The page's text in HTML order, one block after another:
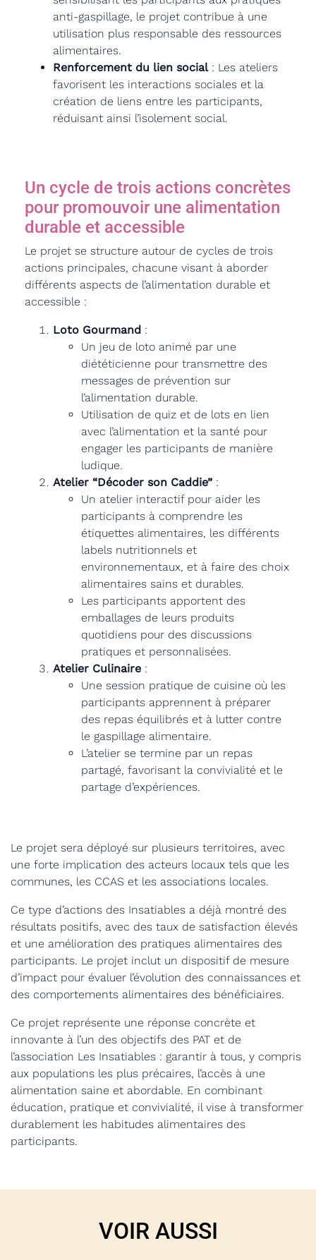
anti-gaspillage, le projet contribue à une
utilisation plus responsable des ressources
alimentaires.
Renforcement du lien social: Les ateliers
favorisent les interactions sociales et la
création de liens entre les participants,
réduisant ainsi l’isolement social.
Un cycle de trois actions concrètes
pour promouvoir une alimentation
durable et accessible
Le projet se structure autour de cycles de trois
actions principales, chacune visant à aborder
différents aspects de l’alimentation durable et
accessible :
Loto Gourmand :
Un jeu de loto animé par une
diététicienne pour transmettre des
messages de prévention sur
l’alimentation durable.
Utilisation de quiz et de lots en lien
avec l’alimentation et la santé pour
engager les participants de manière
ludique.
Atelier “Décoder son Caddie” :
Un atelier interactif pour aider les
participants à comprendre les
étiquettes alimentaires, les différents
labels nutritionnels et
environnementaux, et à faire des choix
alimentaires sains et durables.
Les participants apportent des
emballages de leurs produits
quotidiens pour des discussions
pratiques et personnalisées.
Atelier Culinaire :
Une session pratique de cuisine où les
participants apprennent à préparer
des repas équilibrés et à lutter contre
le gaspillage alimentaire.
L’atelier se termine par un repas
partagé, favorisant la convivialité et le
partage d’expériences.
Le projet sera déployé sur plusieurs territoires, avec
une forte implication des acteurs locaux tels que les
communes, les CCAS et les associations locales.
Ce type d’actions des Insatiables a déjà montré des
résultats positifs, avec des taux de satisfaction élevés
et une amélioration des pratiques alimentaires des
participants. Le projet inclut un dispositif de mesure
d’impact pour évaluer l’évolution des connaissances et
des comportements alimentaires des bénéficiaires.
Ce projet représente une réponse concrète et
innovante à l’un des objectifs des PAT et de
l’association Les Insatiables : garantir à tous, y compris
aux populations les plus précaires, l’accès à une
alimentation saine et abordable. En combinant
éducation, pratique et convivialité, il vise à transformer
durablement les habitudes alimentaires des
participants.
VOIR AUSSI